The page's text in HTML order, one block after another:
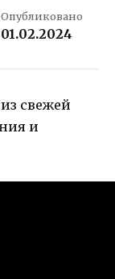
Опубликовано
01.02.2024